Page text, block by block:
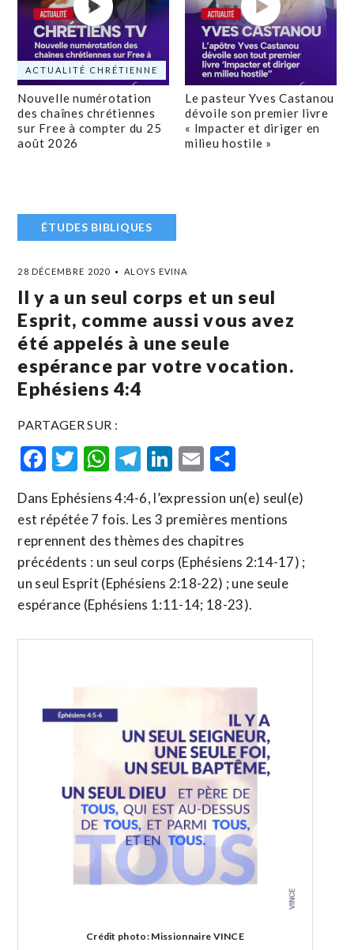
ACTUALITÉ CHRÉTIENNE
Nouvelle numérotation
des chaînes chrétiennes
sur Free à compter du 25
août 2026
Le pasteur Yves Castanou
dévoile son premier livre
« Impacter et diriger en
milieu hostile »
ÉTUDES BIBLIQUES
28 DÉCEMBRE 2020 ALOYS EVINA
Il y a un seul corps et un seul
Esprit, comme aussi vous avez
été appelés à une seule
espérance par votre vocation.
Ephésiens 4:4
PARTAGER SUR :
Facebook
Twitter
WhatsApp
Telegram
LinkedIn
Email
Dans Ephésiens 4:4-6, l’expression un(e) seul(e)
est répétée 7 fois. Les 3 premières mentions
reprennent des thèmes des chapitres
précédents : un seul corps (Ephésiens 2:14-17) ;
un seul Esprit (Ephésiens 2:18-22) ; une seule
espérance (Ephésiens 1:11-14; 18-23).
Crédit photo: Missionnaire VINCE